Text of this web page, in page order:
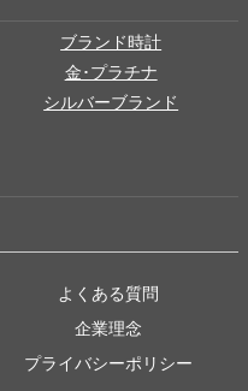
ブランド時計
金･プラチナ
シルバーブランド
よくある質問
企業理念
プライバシーポリシー